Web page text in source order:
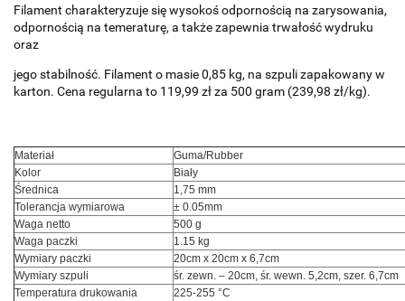
Filament charakteryzuje się wysokoś odpornością na zarysowania,
odpornością na temeraturę, a także zapewnia trwałość wydruku
oraz
jego stabilność. Filament o masie 0,85 kg, na szpuli zapakowany w
karton. Cena regularna to 119,99 zł za 500 gram (239,98 zł/kg).
Materiał
Guma/Rubber
Kolor
Biały
Średnica
1,75 mm
Tolerancja wymiarowa
± 0.05mm
Waga netto
500 g
Waga paczki
1.15 kg
Wymiary paczki
20cm x 20cm x 6,7cm
Wymiary szpuli
śr. zewn. – 20cm, śr. wewn. 5,2cm, szer. 6,7cm
Temperatura drukowania
225-255 °C